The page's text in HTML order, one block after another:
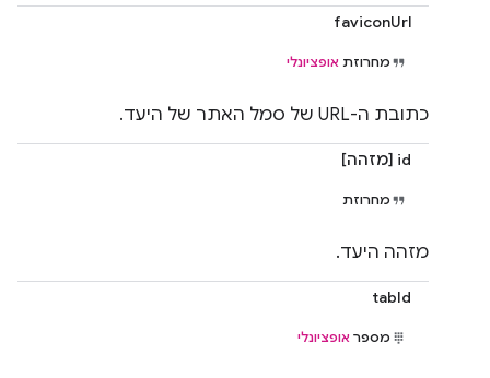
faviconUrl
מחרוזת אופציונלי
כתובת ה-URL של סמל האתר של היעד.
id [מזהה]
מחרוזת
מזהה היעד.
tabId
מספר אופציונלי